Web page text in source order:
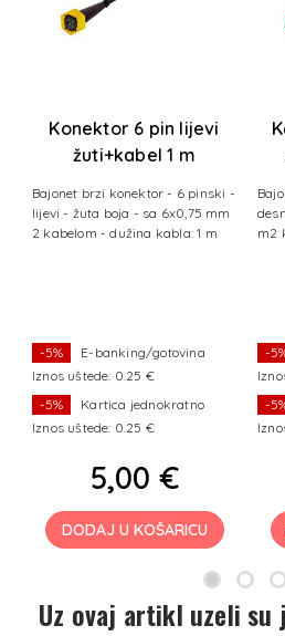
Konektor 6 pin lijevi
žuti+kabel 1 m
Bajonet brzi konektor - 6 pinski -
lijevi - žuta boja - sa 6x0,75 mm
2 kabelom - dužina kabla: 1 m
-5%
E-banking/gotovina
Iznos uštede: 0.25 €
-5%
Kartica jednokratno
Iznos uštede: 0.25 €
5,00 €
DODAJ U KOŠARICU
m2
-
-
Uz ovaj artikl uzeli su